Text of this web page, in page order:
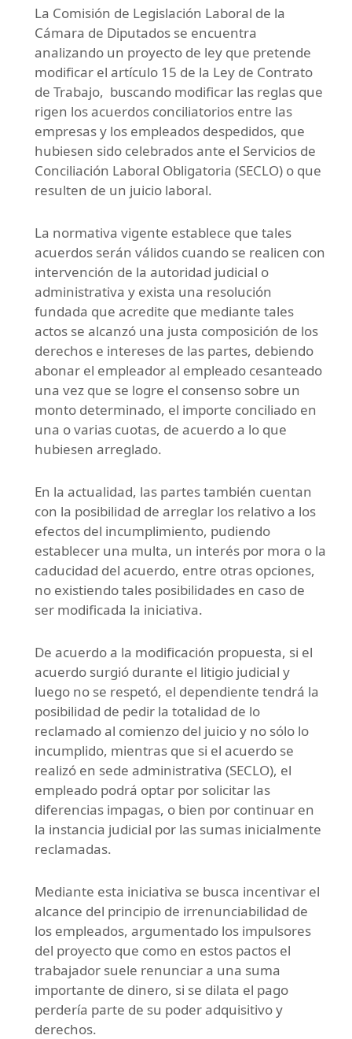
La Comisión de Legislación Laboral de la
Cámara de Diputados se encuentra
analizando un proyecto de ley que pretende
modificar el artículo 15 de la Ley de Contrato
de Trabajo, buscando modificar las reglas que
rigen los acuerdos conciliatorios entre las
empresas y los empleados despedidos, que
hubiesen sido celebrados ante el Servicios de
Conciliación Laboral Obligatoria (SECLO) o que
resulten de un juicio laboral.
La normativa vigente establece que tales
acuerdos serán válidos cuando se realicen con
intervención de la autoridad judicial o
administrativa y exista una resolución
fundada que acredite que mediante tales
actos se alcanzó una justa composición de los
derechos e intereses de las partes, debiendo
abonar el empleador al empleado cesanteado
una vez que se logre el consenso sobre un
monto determinado, el importe conciliado en
una o varias cuotas, de acuerdo a lo que
hubiesen arreglado.
En la actualidad, las partes también cuentan
con la posibilidad de arreglar los relativo a los
efectos del incumplimiento, pudiendo
establecer una multa, un interés por mora o la
caducidad del acuerdo, entre otras opciones,
no existiendo tales posibilidades en caso de
ser modificada la iniciativa.
De acuerdo a la modificación propuesta, si el
acuerdo surgió durante el litigio judicial y
luego no se respetó, el dependiente tendrá la
posibilidad de pedir la totalidad de lo
reclamado al comienzo del juicio y no sólo lo
incumplido, mientras que si el acuerdo se
realizó en sede administrativa (SECLO), el
empleado podrá optar por solicitar las
diferencias impagas, o bien por continuar en
la instancia judicial por las sumas inicialmente
reclamadas.
Mediante esta iniciativa se busca incentivar el
alcance del principio de irrenunciabilidad de
los empleados, argumentado los impulsores
del proyecto que como en estos pactos el
trabajador suele renunciar a una suma
importante de dinero, si se dilata el pago
perdería parte de su poder adquisitivo y
derechos.